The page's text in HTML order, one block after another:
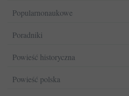
Popularnonaukowe
Poradniki
Powieść historyczna
Powieść polska